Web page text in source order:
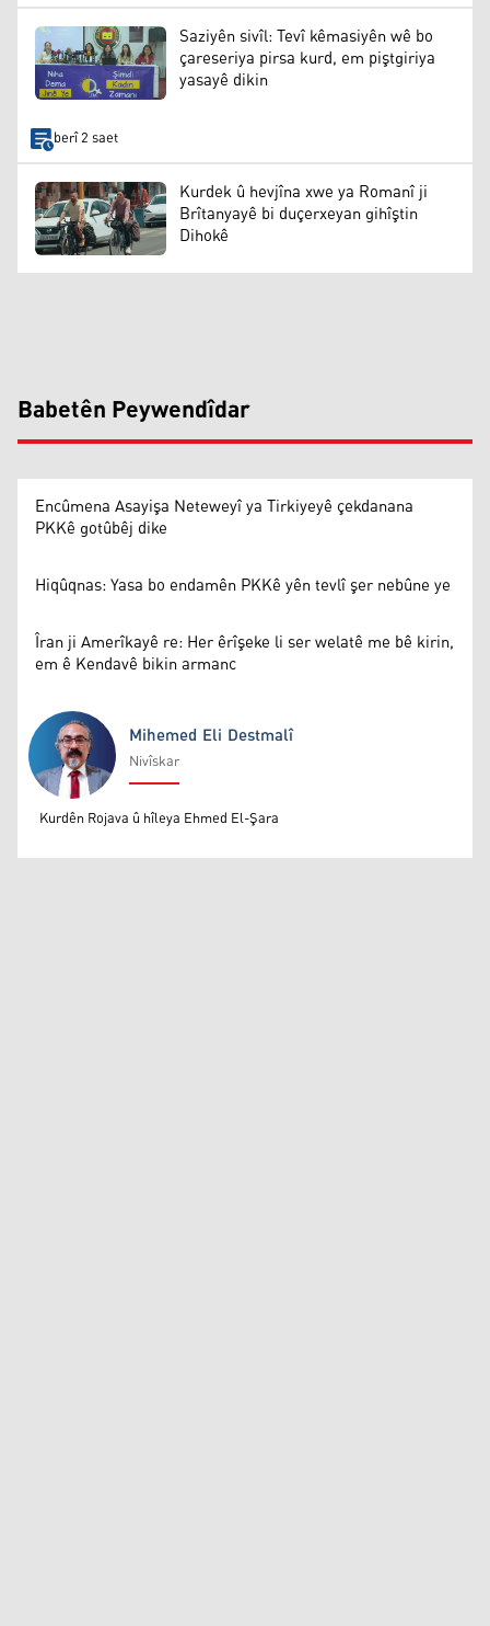
Saziyên sivîl: Tevî kêmasiyên wê bo
çareseriya pirsa kurd, em piştgiriya
yasayê dikin
berî 2 saet
Kurdek û hevjîna xwe ya Romanî ji
Brîtanyayê bi duçerxeyan gihîştin
Dihokê
Babetên Peywendîdar
Encûmena Asayişa Neteweyî ya Tirkiyeyê çekdanana
PKKê gotûbêj dike
Hiqûqnas: Yasa bo endamên PKKê yên tevlî şer nebûne ye
Îran ji Amerîkayê re: Her êrîşeke li ser welatê me bê kirin,
em ê Kendavê bikin armanc
Mihemed Eli Destmalî
Mihemed Eli Destmalî
Nivîskar
Kurdên Rojava û hîleya Ehmed El-Şara